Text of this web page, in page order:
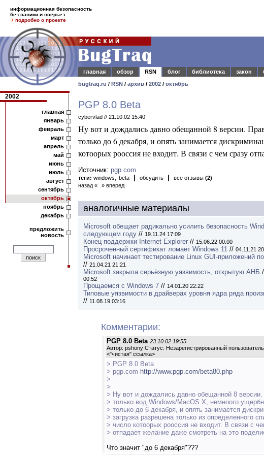
информационная безопасность
без паники и всерьез
подробно о проекте
главная
обзор RSN блог библиотека закон
bugtraq.ru / RSN / архив / 2002 / октябрь
2002
главная
январь
февраль
март
апрель
май
июнь
июль
август
сентябрь
октябрь
ноябрь
декабрь
предложить
новость
PGP 8.0 Beta
cybervlad // 21.10.02 15:40
Ну вот и дождались давно обещанной 8 версии.
только до 6 декабря, и опять занимается
котоорых рооссия не входит. В связи с чем сразу
Источник: pgp.com
теги: windows, beta обсудить все отзывы (2)
назад «
» вперед
аналогичные материалы
Microsoft обещает радикально усилить безопасность
следующем году // 19.11.24 17:09
Конец поддержки Internet Explorer // 15.06.22 00:00
Просроченный сертификат ломает Windows 11 // 04.11.21
Microsoft начинает тестирование Linux GUI-приложений
// 21.04.21 21:21
Microsoft закрыла серьёзную уязвимость, открытую АНБ
00:52
Прощаемся с Windows 7 // 14.01.20 22:22
Типовые уязвимости в драйверах уровня ядра ряда
// 11.08.19 03:16
Комментарии:
PGP 8.0 Beta 23.10.02 19:55
Автор: pshony Статус: Незарегистрированный пользователь
<"чистая" ссылка>
> PGP 8.0 Beta
> pgp.com http://www.pgp.com/beta80.php
>
>
> Ну вот и дождались давно обещанной 8
> только вод Windows/MacOS X, немноого
> только до 6 декабря, и опять занимается
> загрузка разрешена только из определенного
> число котоорых рооссия не входит. В связи с
> отпадает желание даже смотреть на это
Что значит "до 6 декабря"???